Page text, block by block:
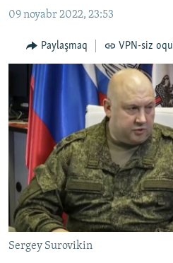
Qıdıruvğa
qaytmaq
MEDENİYET
İNSAN AQLARI
VİDEO
SÜRET
BLOGLAR
FİKİR
Русский
Українською
QOŞULIÑIZ!
09 noyabr 2022, 23:53
Paylaşmaq VPN-siz
Sergey Surovikin